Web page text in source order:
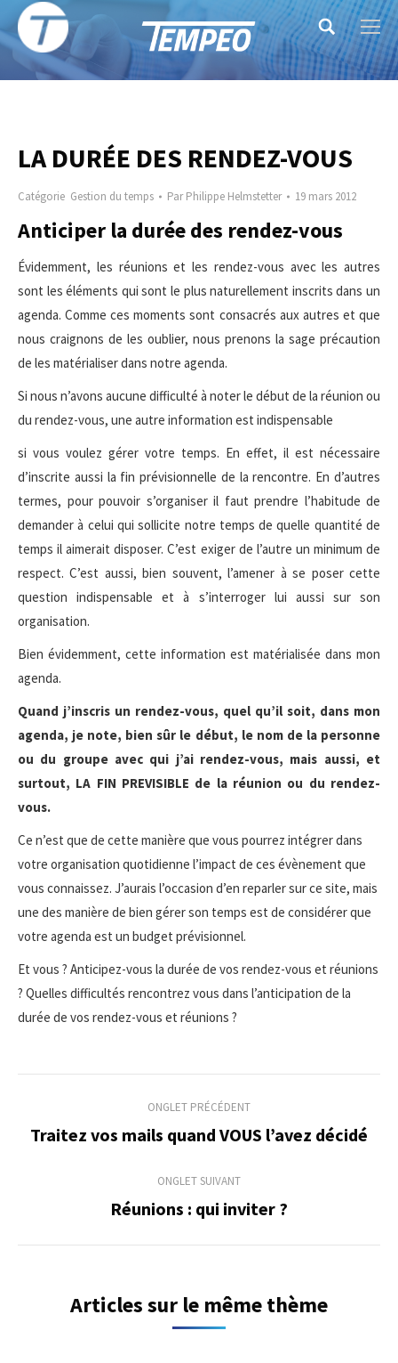
Search:
LA DURÉE DES RENDEZ-VOUS
Catégorie Gestion du temps ParPhilippe Helmstetter 19 mars 2012
Anticiper la durée des rendez-vous
Évidemment, les réunions et les rendez-vous avec les autres
sont les éléments qui sont le plus naturellement inscrits dans un
agenda. Comme ces moments sont consacrés aux autres et que
nous craignons de les oublier, nous prenons la sage précaution
de les matérialiser dans notre agenda.
Si nous n’avons aucune difficulté à noter le début de la réunion ou
du rendez-vous, une autre information est indispensable
si vous voulez gérer votre temps. En effet, il est nécessaire
d’inscrite aussi la fin prévisionnelle de la rencontre. En d’autres
termes, pour pouvoir s’organiser il faut prendre l’habitude de
demander à celui qui sollicite notre temps de quelle quantité de
temps il aimerait disposer. C’est exiger de l’autre un minimum de
respect. C’est aussi, bien souvent, l’amener à se poser cette
question indispensable et à s’interroger lui aussi sur son
organisation.
Bien évidemment, cette information est matérialisée dans mon
agenda.
Quand j’inscris un rendez-vous, quel qu’il soit, dans mon
agenda, je note, bien sûr le début, le nom de la personne
ou du groupe avec qui j’ai rendez-vous, mais aussi, et
surtout, LA FIN PREVISIBLE de la réunion ou du rendez-
vous.
Ce n’est que de cette manière que vous pourrez intégrer dans
votre organisation quotidienne l’impact de ces évènement que
vous connaissez. J’aurais l’occasion d’en reparler sur ce site, mais
une des manière de bien gérer son temps est de considérer que
votre agenda est un budget prévisionnel.
Et vous ? Anticipez-vous la durée de vos rendez-vous et réunions
? Quelles difficultés rencontrez vous dans l’anticipation de la
durée de vos rendez-vous et réunions ?
de
commentaire
ONGLET PRÉCÉDENT
Onglet
Traitez vos mails quand VOUS l’avez décidé
ONGLET SUIVANT
Onglet
Réunions : qui inviter ?
Articles sur le même thème